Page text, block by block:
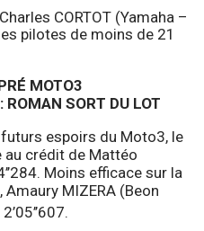
CORTOT (Yamaha –
pilotes de moins de 21
MOTO3
ROMAN SORT DU LOT
espoirs du Moto3, le
crédit de Mattéo
Moins efficace sur la
MIZERA (Beon